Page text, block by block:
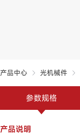
产品中心 光机械件
参数规格
产品说明